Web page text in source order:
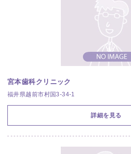
宮本歯科クリニック
福井県越前市村国3-34-1
詳細を見る